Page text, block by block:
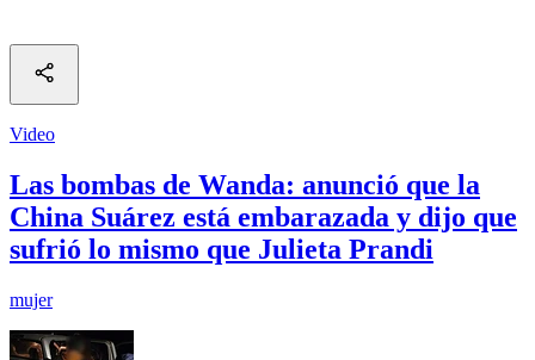
Video
Las bombas de Wanda: anunció que la
China Suárez está embarazada y dijo que
sufrió lo mismo que Julieta Prandi
mujer